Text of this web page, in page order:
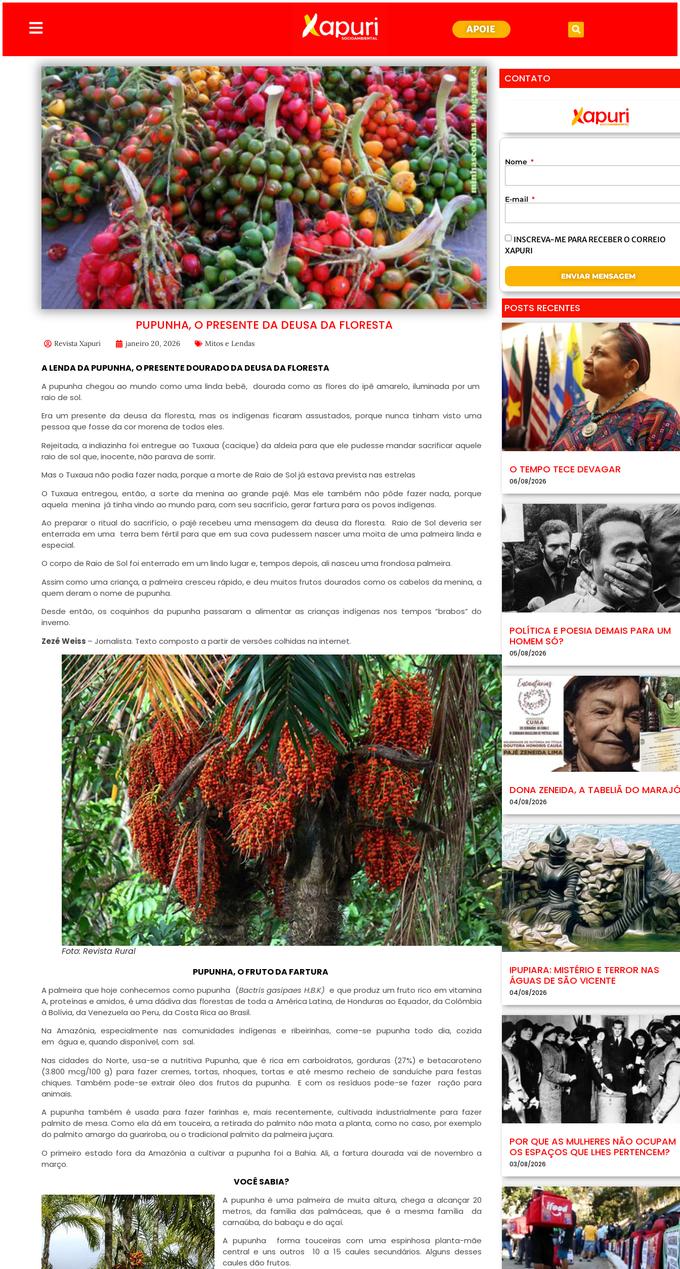
APOIE
PUPUNHA, O PRESENTE DA DEUSA DA FLORESTA
Revista Xapuri janeiro 20, 2026 Mitos e Lendas
A LENDA DA PUPUNHA, O PRESENTE DOURADO DA DEUSA DA FLORESTA
A pupunha chegou ao mundo como uma linda bebê, dourada como as flores do ipê amarelo, iluminada por um
raio de sol.
Era um presente da deusa da floresta, mas os indígenas ficaram assustados, porque nunca tinham visto uma
pessoa que fosse da cor morena de todos eles.
Rejeitada, a indiazinha foi entregue ao Tuxaua (cacique) da aldeia para que ele pudesse mandar sacrificar aquele
raio de sol que, inocente, não parava de sorrir.
Mas o Tuxaua não podia fazer nada, porque a morte de Raio de Sol já estava prevista nas estrelas
O Tuxaua entregou, então, a sorte da menina ao grande pajé. Mas ele também não pôde fazer nada, porque
aquela menina já tinha vindo ao mundo para, com seu sacrifício, gerar fartura para os povos indígenas.
Ao preparar o ritual do sacrifício, o pajé recebeu uma mensagem da deusa da floresta. Raio de Sol deveria ser
enterrada em uma terra bem fértil para que em sua cova pudessem nascer uma moita de uma palmeira linda e
especial.
O corpo de Raio de Sol foi enterrado em um lindo lugar e, tempos depois, ali nasceu uma frondosa palmeira.
Assim como uma criança, a palmeira cresceu rápido, e deu muitos frutos dourados como os cabelos da menina, a
quem deram o nome de pupunha.
Desde então, os coquinhos da pupunha passaram a alimentar as crianças indígenas nos tempos “brabos” do
inverno.
Zezé Weiss – Jornalista. Texto composto a partir de versões colhidas na internet.
Foto: Revista Rural
PUPUNHA, O FRUTO DA FARTURA
A palmeira que hoje conhecemos como pupunha (Bactris gasipaes H.B.K) e que produz um fruto rico em vitamina
A, proteínas e amidos, é uma dádiva das florestas de toda a América Latina, de Honduras ao Equador, da Colômbia
à Bolívia, da Venezuela ao Peru, da Costa Rica ao Brasil.
Na Amazônia, especialmente nas comunidades indígenas e ribeirinhas, come-se pupunha todo dia, cozida
em água e, quando disponível, com sal.
Nas cidades do Norte, usa-se a nutritiva Pupunha, que é rica em carboidratos, gorduras (27%) e betacaroteno
(3.800 mcg/100 g) para fazer cremes, tortas, nhoques, tortas e até mesmo recheio de sanduíche para festas
chiques. Também pode-se extrair óleo dos frutos da pupunha. E com os resíduos pode-se fazer ração para
animais.
A pupunha também é usada para fazer farinhas e, mais recentemente, cultivada industrialmente para fazer
palmito de mesa. Como ela dá em touceira, a retirada do palmito não mata a planta, como no caso, por exemplo
do palmito amargo da guariroba, ou o tradicional palmito da palmeira juçara.
O primeiro estado fora da Amazônia a cultivar a pupunha foi a Bahia. Ali, a fartura dourada vai de novembro a
março.
VOCÊ SABIA?
A pupunha é uma palmeira de muita altura, chega a alcançar 20
metros, da família das palmáceas, que é a mesma família da
carnaúba, do babaçu e do açaí.
A pupunha forma touceiras com uma espinhosa planta-mãe
central e uns outros 10 a 15 caules secundários. Alguns desses
caules dão frutos.
CONTATO
Nome
E-mail
INSCREVA-ME PARA RECEBER O CORREIO
XAPURI
ENVIAR MENSAGEM
POSTS RECENTES
O TEMPO TECE DEVAGAR
06/08/2026
POLÍTICA E POESIA DEMAIS PARA UM
HOMEM SÓ?
05/08/2026
DONA ZENEIDA, A TABELIÃ DO
04/08/2026
IPUPIARA: MISTÉRIO E TERROR NAS
ÁGUAS DE SÃO VICENTE
04/08/2026
POR QUE AS MULHERES NÃO OCUPAM
OS ESPAÇOS QUE LHES PERTENCEM?
03/08/2026